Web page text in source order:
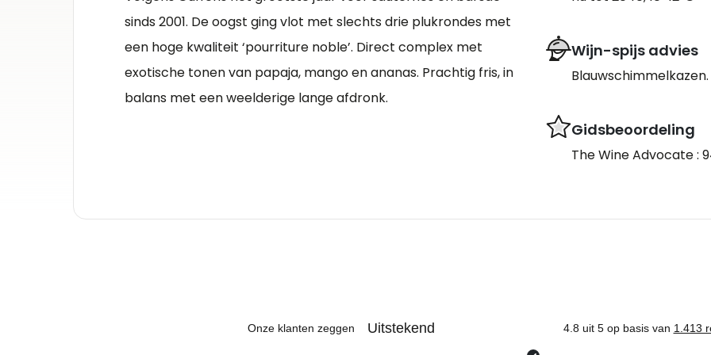
sinds 2001. De oogst ging vlot met slechts drie plukrondes met
een hoge kwaliteit ‘pourriture noble’. Direct complex met
exotische tonen van papaja, mango en ananas. Prachtig fris, in
balans met een weelderige lange afdronk.
Wijn-spijs advies
Blauwschimmelkazen.
Gidsbeoordeling
The Wine Advocate :